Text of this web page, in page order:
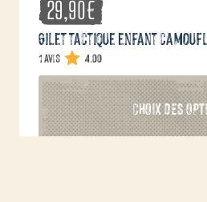
29,90€
Gilet tactique enfant
1 avis 4.00
CHOIX DES